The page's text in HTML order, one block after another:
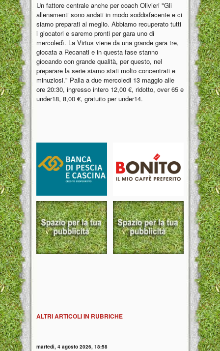
Un fattore centrale anche per coach Olivieri "Gli
allenamenti sono andati in modo soddisfacente e ci
siamo preparati al meglio. Abbiamo recuperato tutti
i giocatori e saremo pronti per gara uno di
mercoledì. La Virtus viene da una grande gara tre,
giocata a Recanati e in questa fase stanno
giocando con grande qualità, per questo, nel
preparare la serie siamo stati molto concentrati e
minuziosi." Palla a due mercoledi 13 maggio alle
ore 20:30, ingresso intero 12,00 €, ridotto, over 65 e
under18, 8,00 €, gratuito per under14.
ALTRI ARTICOLI IN RUBRICHE
martedì, 4 agosto 2026, 18:58